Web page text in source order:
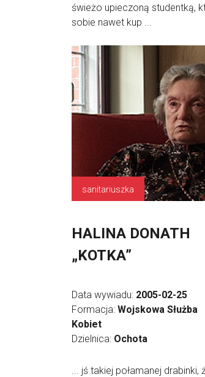
świeżo upieczoną studentką,
sobie nawet kup ...
sanitariuszka
HALINA DONATH
„KOTKA”
Data wywiadu: 2005-02-25
Formacja: Wojskowa Służba
Kobiet
Dzielnica: Ochota
... jś takiej połamanej drabinki,